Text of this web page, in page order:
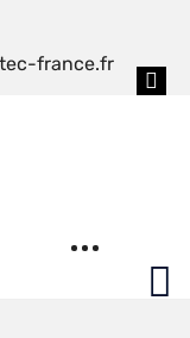
france.fr